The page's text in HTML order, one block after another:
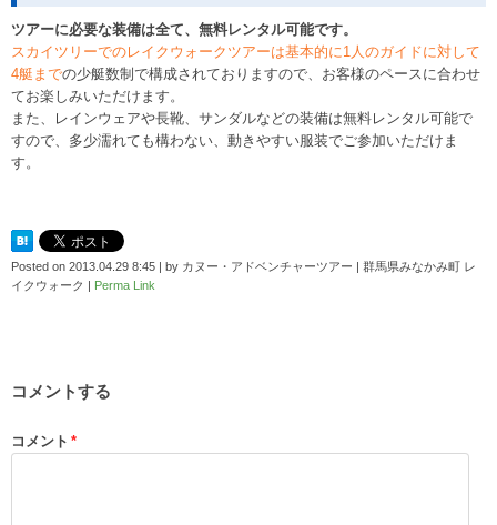
ツアーに必要な装備は全て、無料レンタル可能です。
スカイツリーでのレイクウォークツアーは基本的に1人のガイドに対して
4艇までの少艇数制で構成されておりますので、お客様のペースに合わせ
てお楽しみいただけます。
また、レインウェアや長靴、サンダルなどの装備は無料レンタル可能で
すので、多少濡れても構わない、動きやすい服装でご参加いただけま
す。
Posted on 2013.04.29 8:45 | by カヌー・アドベンチャーツアー | 群馬県みなかみ町 レ
イクウォーク | Perma Link
コメントする
コメント *